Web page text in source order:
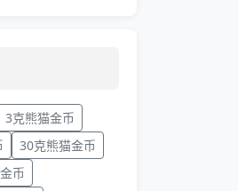
3克熊猫金币
30克熊猫金币
币